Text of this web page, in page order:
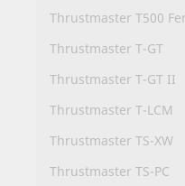
Thrustmaster T500
Thrustmaster T-GT
Thrustmaster T-GT II
Thrustmaster T-LCM
Thrustmaster TS-XW
Thrustmaster TS-PC